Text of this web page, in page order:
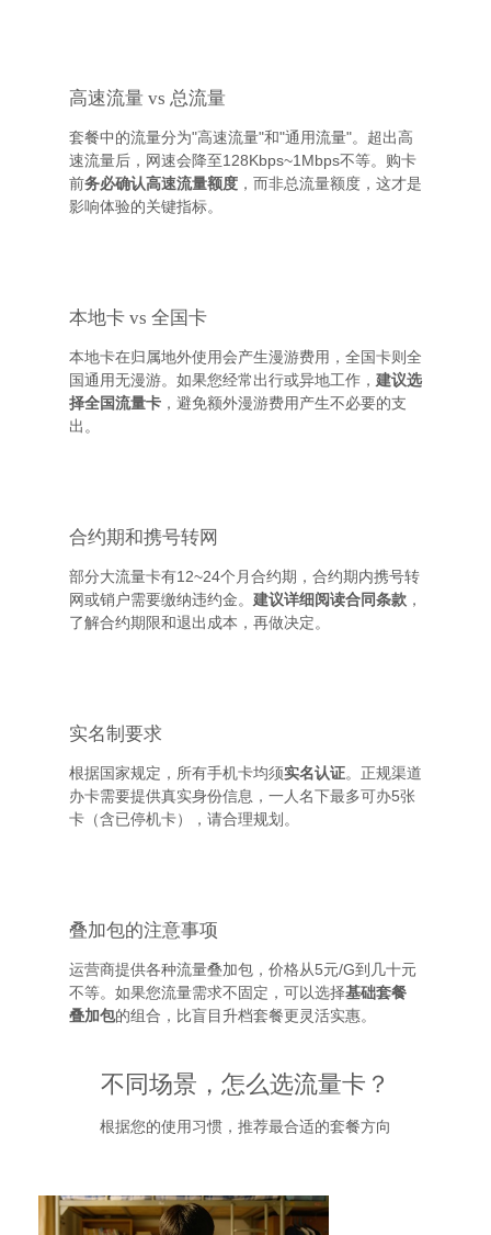
高速流量 vs 总流量
套餐中的流量分为"高速流量"和"通用流量"。超出高
速流量后，网速会降至128Kbps~1Mbps不等。购卡
前务必确认高速流量额度 ，而非总流量额度，这才是
影响体验的关键指标。
本地卡 vs 全国卡
本地卡在归属地外使用会产生漫游费用，全国卡则全
国通用无漫游。如果您经常出行或异地工作， 建议选
择全国流量卡 ，避免额外漫游费用产生不必要的支
出。
合约期和携号转网
部分大流量卡有12~24个月合约期，合约期内携号转
网或销户需要缴纳违约金。 建议详细阅读合同条款 ，
了解合约期限和退出成本，再做决定。
实名制要求
根据国家规定，所有手机卡均须实名认证。正规渠道
办卡需要提供真实身份信息，一人名下最多可办5张
卡（含已停机卡），请合理规划。
叠加包的注意事项
运营商提供各种流量叠加包，价格从5元/G到几十元
不等。如果您流量需求不固定，可以选择基础套餐
叠加包的组合，比盲目升档套餐更灵活实惠。
不同场景，怎么选流量卡？
根据您的使用习惯，推荐最合适的套餐方向